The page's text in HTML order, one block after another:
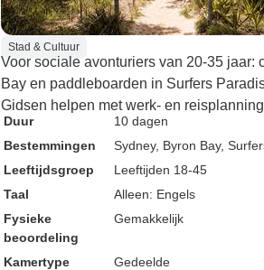
Stad & Cultuur
Voor sociale avonturiers van 20-35 jaar:
Bay en paddleboarden in Surfers
Gidsen helpen met werk- en
Duur
10 dagen
Bestemmingen
Sydney, Byron Bay,
Leeftijdsgroep
Leeftijden 18-45
Taal
Alleen: Engels
Fysieke
beoordeling
Gemakkelijk
Kamertype
Gedeelde